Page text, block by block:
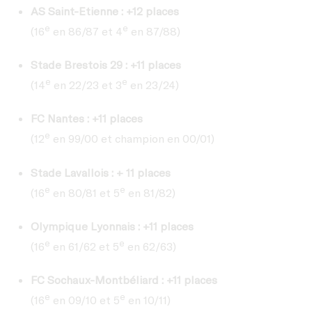
AS Saint-Etienne : +12 places
(16e en 86/87 et 4e en 87/88)
Stade Brestois 29 : +11 places
(14e en 22/23 et 3e en 23/24)
FC Nantes : +11 places
(12e en 99/00 et champion en 00/01)
Stade Lavallois : + 11 places
(16e en 80/81 et 5e en 81/82)
Olympique Lyonnais : +11 places
(16e en 61/62 et 5e en 62/63)
FC Sochaux-Montbéliard : +11 places
(16e en 09/10 et 5e en 10/11)